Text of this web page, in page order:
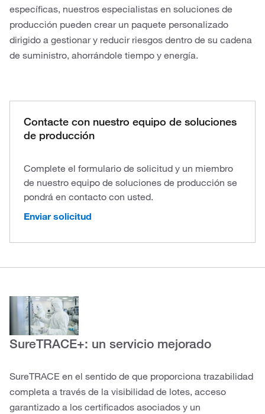
específicas, nuestros especialistas en soluciones de
producción pueden crear un paquete personalizado
dirigido a gestionar y reducir riesgos dentro de su cadena
de suministro, ahorrándole tiempo y energía.
Contacte con nuestro equipo de soluciones
de producción
Complete el formulario de solicitud y un miembro
de nuestro equipo de soluciones de producción se
pondrá en contacto con usted.
Enviar solicitud
SureTRACE+: un servicio mejorado
SureTRACE en el sentido de que proporciona trazabilidad
completa a través de la visibilidad de lotes, acceso
garantizado a los certificados asociados y un